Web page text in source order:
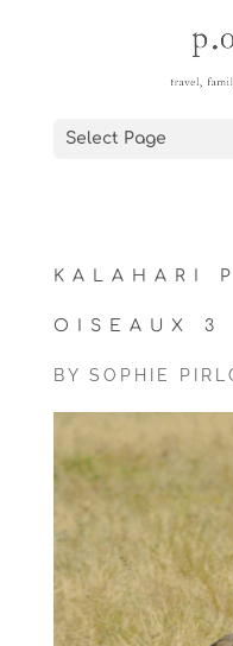
Select Page
KALAHARI
OISEAUX 3
BY SOPHIE